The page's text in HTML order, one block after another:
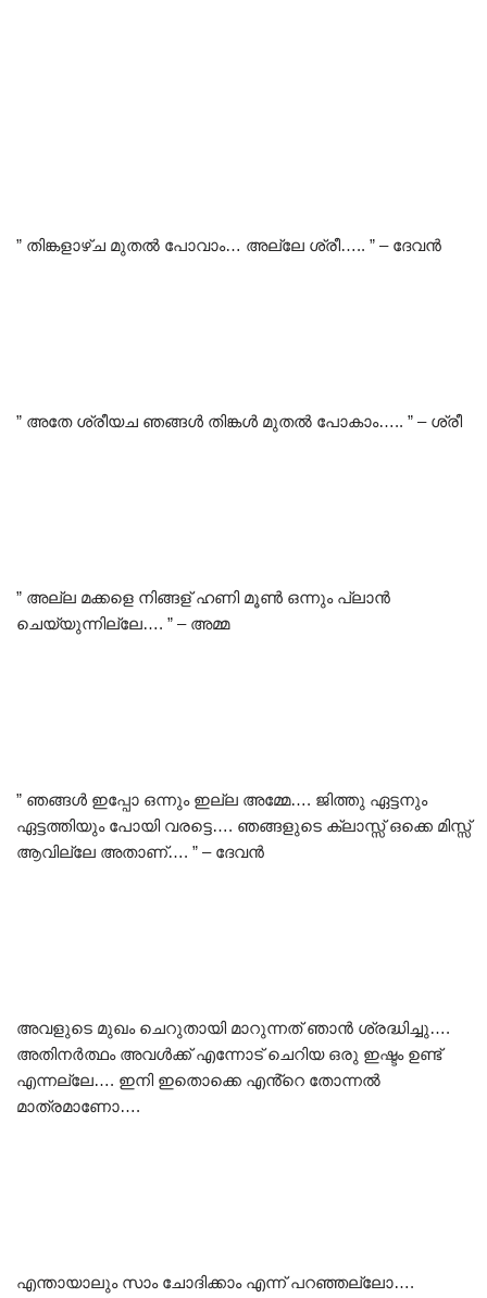
” തിങ്കളാഴ്ച മുതൽ പോവാം… അല്ലേ ശ്രീ….. ” – ദേവൻ
” അതേ ശ്രീയച ഞങ്ങൾ തിങ്കൾ മുതൽ പോകാം….. ” – ശ്രീ
” അല്ല മക്കളെ നിങ്ങള് ഹണി മൂൺ ഒന്നും പ്ലാൻ
ചെയ്യുന്നില്ലേ…. ” – അമ്മ
” ഞങ്ങൾ ഇപ്പോ ഒന്നും ഇല്ല അമ്മേ…. ജിത്തു ഏട്ടനും
ഏട്ടത്തിയും പോയി വരട്ടെ…. ഞങ്ങളുടെ ക്ലാസ്സ് ഒക്കെ മിസ്സ്
ആവില്ലേ അതാണ്…. ” – ദേവൻ
അവളുടെ മുഖം ചെറുതായി മാറുന്നത് ഞാൻ ശ്രദ്ധിച്ചു….
അതിനർത്ഥം അവൾക്ക് എന്നോട് ചെറിയ ഒരു ഇഷ്ടം ഉണ്ട്
എന്നല്ലേ…. ഇനി ഇതൊക്കെ എൻ്റെ തോന്നൽ
മാത്രമാണോ….
എന്തായാലും സാം ചോദിക്കാം എന്ന് പറഞ്ഞല്ലോ….